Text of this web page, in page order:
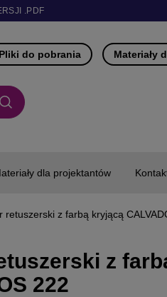
.PDF
Pliki do pobrania Materiały
dla projektantów
retuszerski z farbą kryjącą
z
222